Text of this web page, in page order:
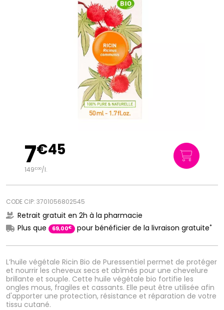
L’huile végétale Ricin Bio de Puressentiel permet de protéger
et nourrir les cheveux secs et abîmés pour une chevelure
brillante et souple. Cette huile végétale bio fortifie les
ongles mous, fragiles et cassants. Elle peut être utilisée afin
d'apporter une protection, résistance et réparation de votre
tissu cutané.
7€45
149€00/l.
CODE CIP: 3701056802545
Retrait gratuit en 2h à la pharmacie
Plus que
69,00€ pour bénéficier de la livraison gratuite*